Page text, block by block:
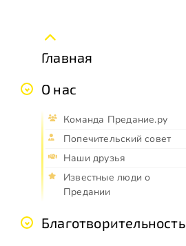
Главная
О нас
Команда Предание.ру
Попечительский совет
Наши друзья
Известные люди о
Предании
Благотворительность